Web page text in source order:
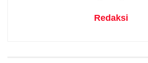
Redaksi